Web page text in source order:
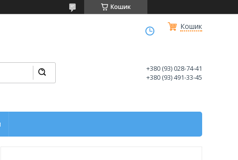
Кошик
Кошик
+380 (93) 028-74-41
+380 (93) 491-33-45